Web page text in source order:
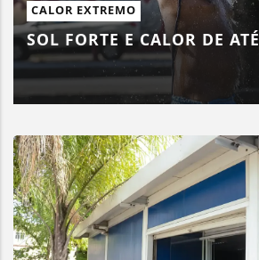
CALOR EXTREMO
SOL FORTE E CALOR DE